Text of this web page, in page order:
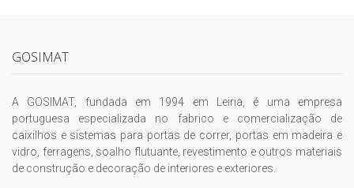
GOSIMAT
A GOSIMAT, fundada em 1994 em Leiria, é uma empresa
portuguesa especializada no fabrico e comercialização de
caixilhos e sistemas para portas de correr, portas em madeira e
vidro, ferragens, soalho flutuante, revestimento e outros materiais
de construção e decoração de interiores e exteriores.